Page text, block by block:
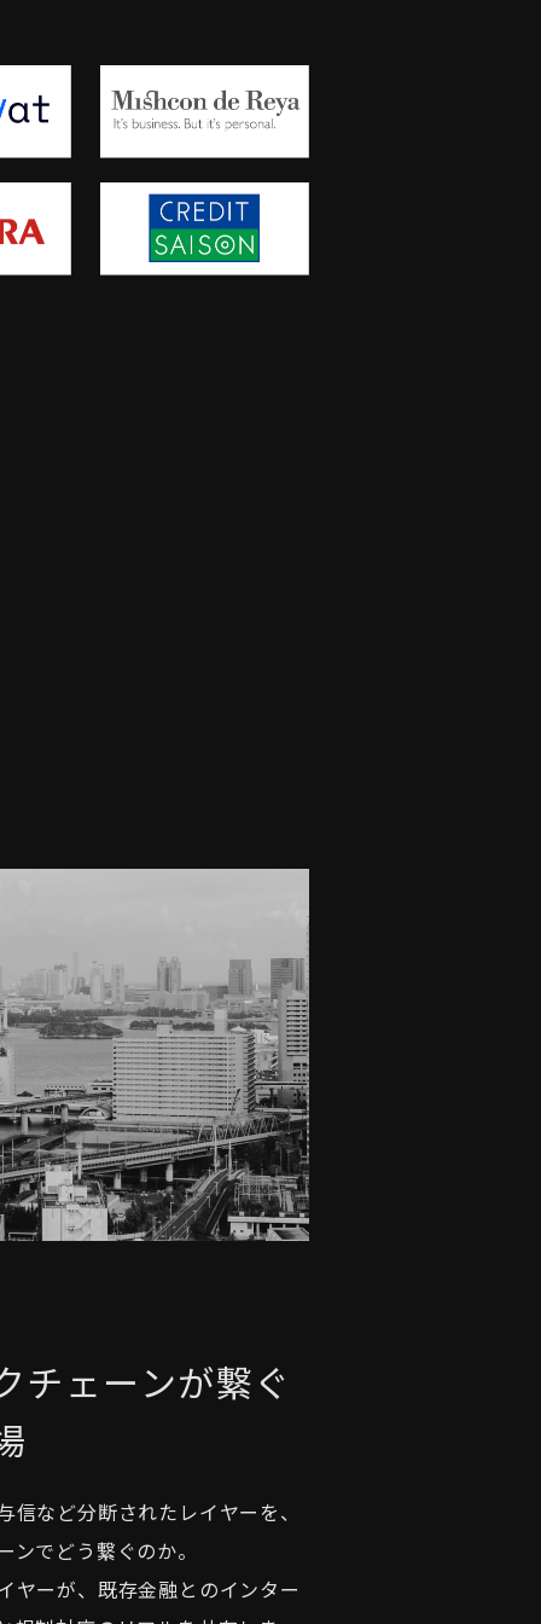
チェーンが繋ぐ
信など分断されたレイヤーを、
ンでどう繋ぐのか。
ヤーが、既存金融とのインター